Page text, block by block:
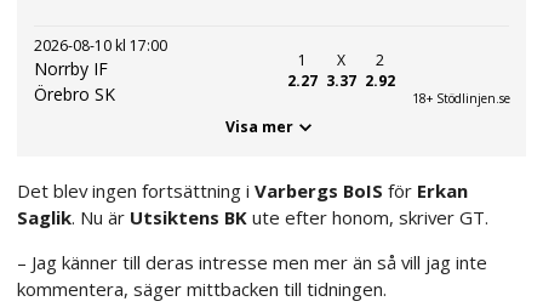
2026-08-10 kl 17:00
Norrby IF
Örebro SK
1
2.27
X
3.37
2
2.92
18+ Stödlinjen.se
Visa mer
Det blev ingen fortsättning i Varbergs BoIS för Erkan
Saglik. Nu är Utsiktens BK ute efter honom, skriver GT.
– Jag känner till deras intresse men mer än så vill jag inte
kommentera, säger mittbacken till tidningen.